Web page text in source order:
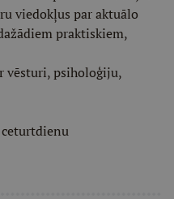
viedokļus par aktuālo
praktiskiem,
vēsturi, psiholoģiju,